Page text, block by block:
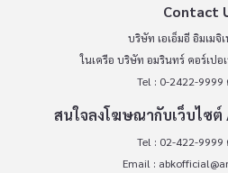
Contact
บริษัท เอเอ็มอี อิมเมจิ
ในเครือ บริษัท อมรินทร์ คอร์เป
Tel : 0-2422-9999
สนใจลงโฆษณากับเว็บไซต์
Tel : 02-422-9999
Email :